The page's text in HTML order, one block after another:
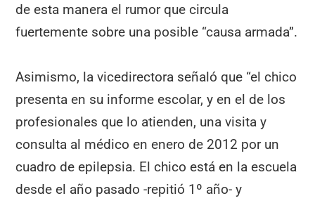
de esta manera el rumor que circula
fuertemente sobre una posible “causa armada”.
Asimismo, la vicedirectora señaló que “el chico
presenta en su informe escolar, y en el de los
profesionales que lo atienden, una visita y
consulta al médico en enero de 2012 por un
cuadro de epilepsia. El chico está en la escuela
desde el año pasado -repitió 1º año- y